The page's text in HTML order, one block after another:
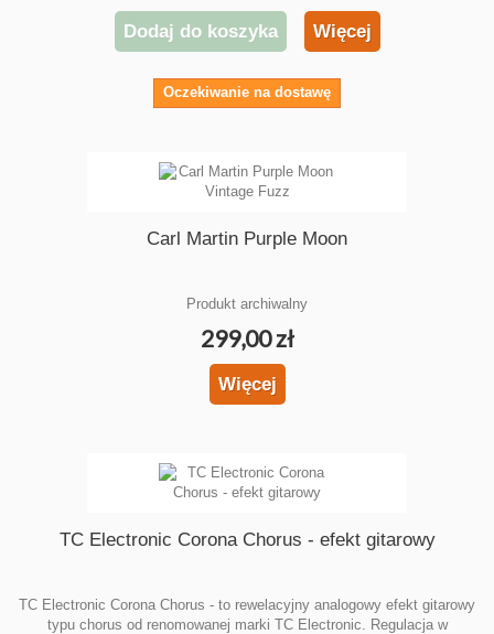
Dodaj do koszyka Więcej
Oczekiwanie na dostawę
Carl Martin Purple Moon
Produkt archiwalny
299,00 zł
Więcej
TC Electronic Corona Chorus - efekt gitarowy
TC Electronic Corona Chorus - to rewelacyjny analogowy efekt gitarowy
typu chorus od renomowanej marki TC Electronic. Regulacja w